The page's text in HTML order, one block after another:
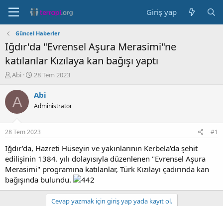
Giriş yap
Güncel Haberler
Iğdır'da "Evrensel Aşura Merasimi"ne
katılanlar Kızılaya kan bağışı yaptı
K
n
b
u
u
b
a
ş
l
a
t
a
Abi
B
ş
a
g
ı
ç
a
r
i
h
28 Tem 2023
A Abi
Administrator
28 Tem 2023 #1
Iğdır'da, Hazreti Hüseyin ve yakınlarının Kerbela'da şehit
edilişinin 1384. yılı dolayısıyla düzenlenen "Evrensel Aşura
Merasimi" programına katılanlar, Türk Kızılayı çadırında kan
bağışında bulundu.
Cevap yazmak için giriş yap yada kayıt ol.